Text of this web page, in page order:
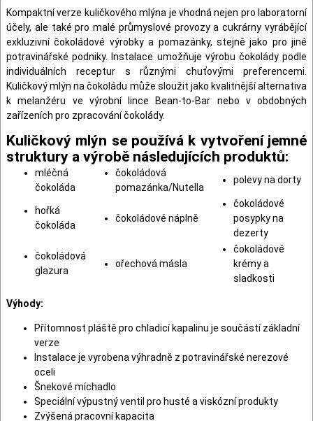
Kompaktní verze kuličkového mlýna je vhodná nejen pro laboratorní
účely, ale také pro malé průmyslové provozy a cukrárny vyrábějící
exkluzivní čokoládové výrobky a pomazánky, stejně jako pro jiné
potravinářské podniky. Instalace umožňuje výrobu čokolády podle
individuálních receptur s různými chuťovými preferencemi.
Kuličkový mlýn na čokoládu může sloužit jako kvalitnější alternativa
k melanžéru ve výrobní lince Bean-to-Bar nebo v obdobných
zařízeních pro zpracování čokolády.
Kuličkový mlýn se používá k vytvoření jemné
struktury a výrobě následujících produktů:
mléčná
čokoláda
čokoládová
pomazánka/Nutella
polevy na dorty
hořká
čokoláda
čokoládové náplně
čokoládové
posypky na
dezerty
čokoládová
glazura
ořechová másla
čokoládové
krémy a
sladkosti
Výhody:
Přítomnost pláště pro chladicí kapalinu je součástí základní
verze
Instalace je vyrobena výhradně z potravinářské nerezové
oceli
Šnekové míchadlo
Speciální výpustný ventil pro husté a viskózní produkty
Zvýšená pracovní kapacita